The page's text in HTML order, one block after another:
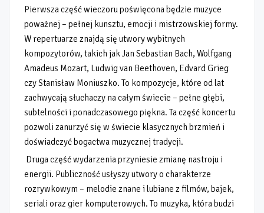
Pierwsza część wieczoru poświęcona będzie muzyce
poważnej – pełnej kunsztu, emocji i mistrzowskiej formy.
W repertuarze znajdą się utwory wybitnych
kompozytorów, takich jak Jan Sebastian Bach, Wolfgang
Amadeus Mozart, Ludwig van Beethoven, Edvard Grieg
czy Stanisław Moniuszko. To kompozycje, które od lat
zachwycają słuchaczy na całym świecie – pełne głębi,
subtelności i ponadczasowego piękna. Ta część koncertu
pozwoli zanurzyć się w świecie klasycznych brzmień i
doświadczyć bogactwa muzycznej tradycji.
Druga część wydarzenia przyniesie zmianę nastroju i
energii. Publiczność usłyszy utwory o charakterze
rozrywkowym – melodie znane i lubiane z filmów, bajek,
seriali oraz gier komputerowych. To muzyka, która budzi